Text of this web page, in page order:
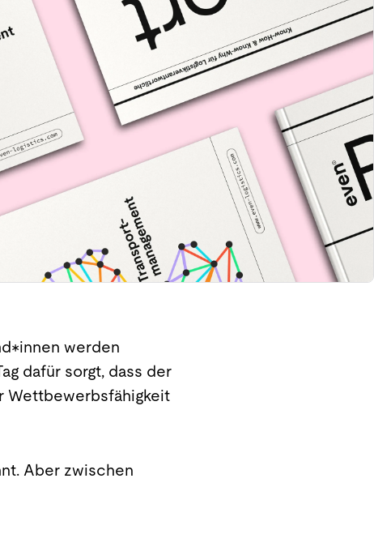
werden
dafür sorgt, dass der
Wettbewerbsfähigkeit
Aber zwischen